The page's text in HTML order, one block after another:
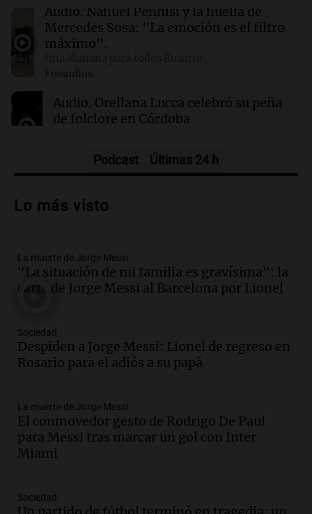
01:31 Ciencia
Reducir alimentos dulces no disminuye
antojos ni mejora la salud, según estudio
01:29 Mundo
El lago Mead alcanza su nivel más bajo en 90
años, evidenciando la crisis hídrica en EE.UU.
Audio. Nahuel Pennisi y la huella de
Mercedes Sosa: "La emoción es el filtro
máximo".
Episodios
Audio. Orellana Lucca celebró su peña
de folclore en Córdoba
Audio.Trágico accidente en Mendoza:
vehículos desde un puente
Audio.Tragedia en Mendoza: un muerto
y cinco heridos tras caer dos autos desde
un puente
Episodios
Audio.Messi llegará esta noche a
Rosario para acompañar a su familia
Episodios
Audio.Ley de Propiedad Privada: el revés
en el Congreso expuso una debilidad
comunicacional del Gobierno
Episodios
Podcast Últimas 24 h
Lo más visto
La muerte de Jorge Messi
"La situación de mi familia es gravísima": la
carta de Jorge Messi al Barcelona por Lionel
Sociedad
Despiden a Jorge Messi: Lionel de regreso en
Rosario para el adiós a su papá
La muerte de Jorge Messi
El conmovedor gesto de Rodrigo De Paul
para Messi tras marcar un gol con Inter
Miami
Sociedad